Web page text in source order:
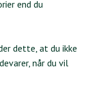
end du
dette, at du ikke
når du vil